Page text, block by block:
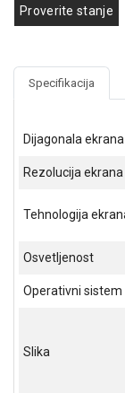
RAČUNARSKE
GAMING
SISTEMI
MREŽNA
ŠTAMPAČI,
SKENERI I
FOTOKOPIRI
I KAMERE
Proverite stanje
Specifikacija
Dijagonala ekrana
Rezolucija ekrana
Tehnologija
Osvetljenost
Operativni sistem
Slika